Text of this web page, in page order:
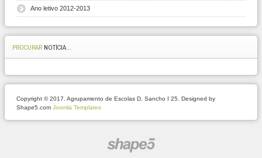
Ano letivo 2012-2013
PROCURAR NOTÍCIA...
Copyright © 2017. Agrupamento de Escolas D. Sancho I 25. Designed by
Shape5.com Joomla Templates